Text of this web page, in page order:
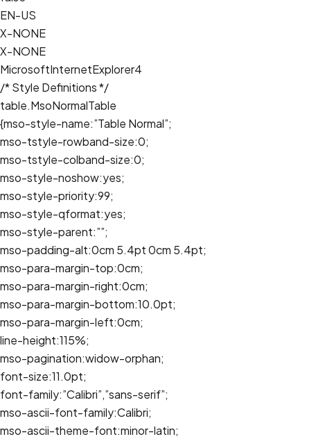
EN-US
X-NONE
X-NONE
MicrosoftInternetExplorer4
/* Style Definitions */
table.MsoNormalTable
{mso-style-name:”Table Normal”;
mso-tstyle-rowband-size:0;
mso-tstyle-colband-size:0;
mso-style-noshow:yes;
mso-style-priority:99;
mso-style-qformat:yes;
mso-style-parent:””;
mso-padding-alt:0cm 5.4pt 0cm 5.4pt;
mso-para-margin-top:0cm;
mso-para-margin-right:0cm;
mso-para-margin-bottom:10.0pt;
mso-para-margin-left:0cm;
line-height:115%;
mso-pagination:widow-orphan;
font-size:11.0pt;
font-family:”Calibri”,”sans-serif”;
mso-ascii-font-family:Calibri;
mso-ascii-theme-font:minor-latin;